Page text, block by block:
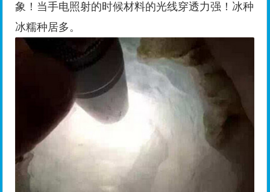
象！当手电照射的时候材料的光线穿透力强！冰种
冰糯种居多。